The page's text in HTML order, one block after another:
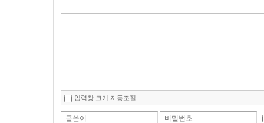
입력창 크기 자동조절
글쓴이 비밀번호